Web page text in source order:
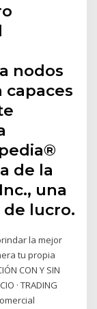
nodos
capaces
de la
una
lucro.
la mejor
tu propia
CON Y SIN
· TRADING